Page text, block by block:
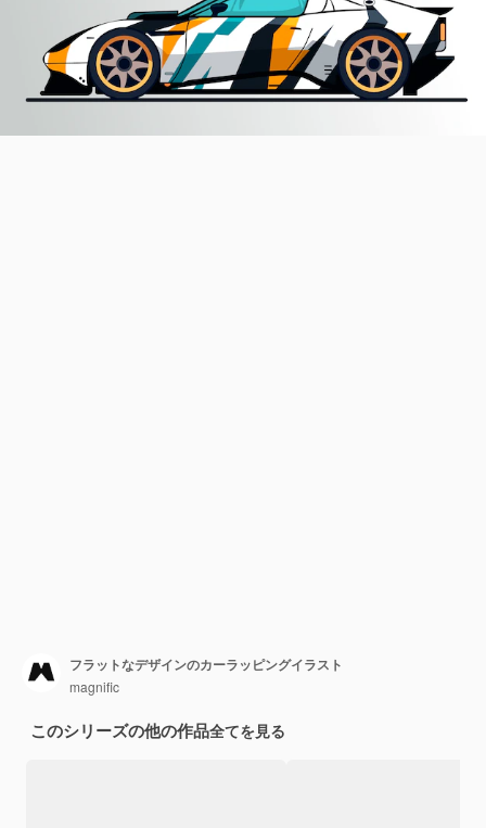
フラットなデザインのカーラッピングイラスト
magnific
このシリーズの他の作品全てを見る